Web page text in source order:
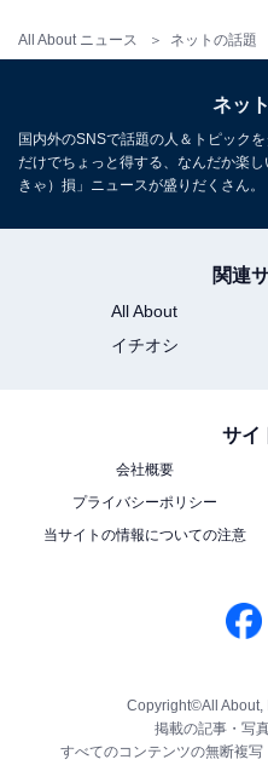
All About ニュース ネットの話題
ネッ
国内外のSNSで話題の人＆トピック
だけでちょっと得する、なんだか楽
きゃ）損」ニュースが盛りだくさん。
関連
All About
イチオシ
サイ
会社概要
プライバシーポリシー
当サイトの情報についての注意
Copyright©All About,
掲載の記事・写
すべてのコンテンツの無断複写